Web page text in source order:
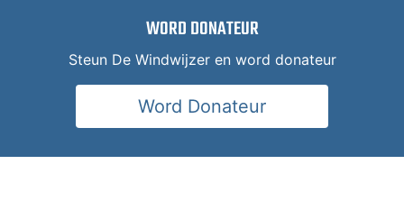
WORD DONATEUR
Steun De Windwijzer en word donateur
Word Donateur